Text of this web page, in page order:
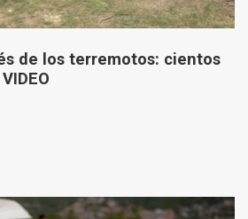
de los terremotos: cientos